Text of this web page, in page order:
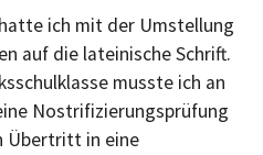
ich mit der Umstellung
auf die lateinische Schrift.
musste ich an
Nostrifizierungsprüfung
Übertritt in eine